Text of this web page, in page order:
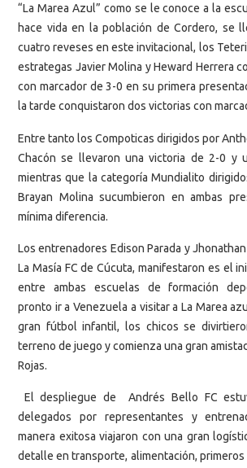
“La Marea Azul” como se le conoce a la
hace vida en la población de Cordero, se
cuatro reveses en este invitacional, los
estrategas Javier Molina y Heward Herrera
con marcador de 3-0 en su primera
la tarde conquistaron dos victorias con
Entre tanto los Compoticas dirigidos por
Chacón se llevaron una victoria de 2-0 y
mientras que la categoría Mundialito
Brayan Molina sucumbieron en ambas
mínima diferencia.
Los entrenadores Edison Parada y
La Masía FC de Cúcuta, manifestaron es el
entre ambas escuelas de formación
pronto ir a Venezuela a visitar a La Marea
gran fútbol infantil, los chicos se
terreno de juego y comienza una gran
Rojas.
El despliegue de Andrés Bello FC
delegados por representantes y
manera exitosa viajaron con una gran
detalle en transporte, alimentación, primeros